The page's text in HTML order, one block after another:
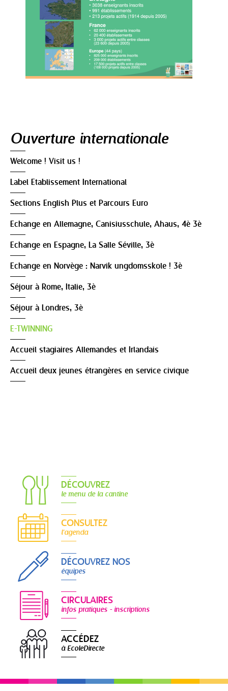
Ouverture internationale
Welcome ! Visit us !
Label Etablissement International
Sections English Plus et Parcours Euro
Echange en Allemagne, Canisiusschule, Ahaus, 4è 3è
Echange en Espagne, La Salle Séville, 3è
Echange en Norvège : Narvik ungdomsskole ! 3è
Séjour à Rome, Italie, 3è
Séjour à Londres, 3è
E-TWINNING
Accueil stagiaires Allemandes et Irlandais
Accueil deux jeunes étrangères en service civique
DÉCOUVREZ
le menu de la cantine
CONSULTEZ
l'agenda
DÉCOUVREZ NOS
équipes
CIRCULAIRES
infos pratiques - inscriptions
ACCÉDEZ
à EcoleDirecte